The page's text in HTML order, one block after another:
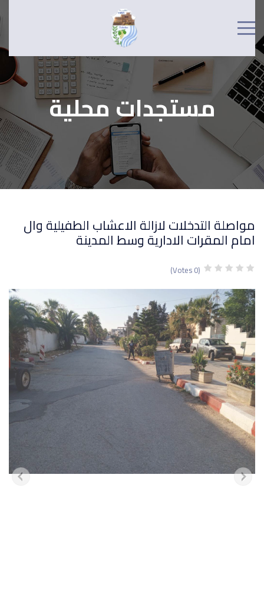
مستجدات محلية
مواصلة التدخلات لازالة الاعشاب الطفيلية وال
امام المقرات الادارية وسط المدينة
(0 Votes)